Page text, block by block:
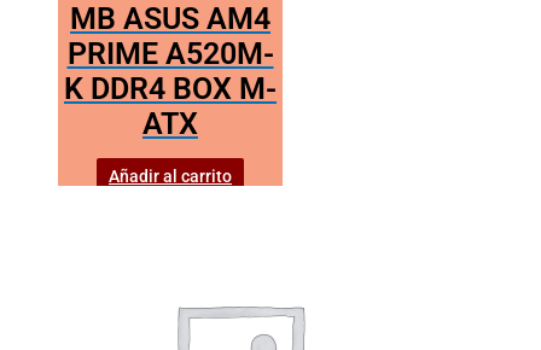
MB ASUS AM4
PRIME A520M-
K DDR4 BOX M-
ATX
Añadir al carrito